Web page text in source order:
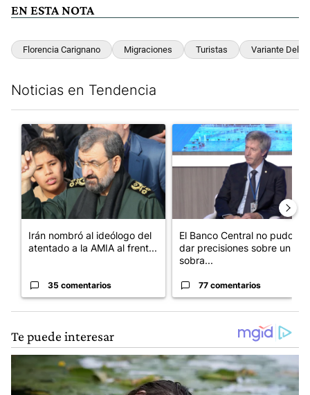
EN ESTA NOTA
Florencia Carignano Migraciones Turistas Variante Delta
Noticias en Tendencia
Un artículo de tendencia con el título "Irán nombró al ideólogo
Irán nombró al ideólogo del
atentado a la AMIA al frent...
35 comentarios
Un artículo de tendencia
El Banco Central no pudo
dar precisiones sobre un
sobra...
77 comentarios